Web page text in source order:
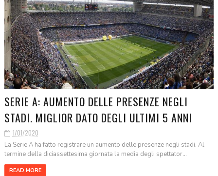
SERIE A: AUMENTO DELLE PRESENZE NEGLI
STADI. MIGLIOR DATO DEGLI ULTIMI 5 ANNI
1/01/2020
La Serie A ha fatto registrare un aumento delle presenze negli stadi. Al
termine della diciassettesima giornata la media degli spettator...
READ MORE